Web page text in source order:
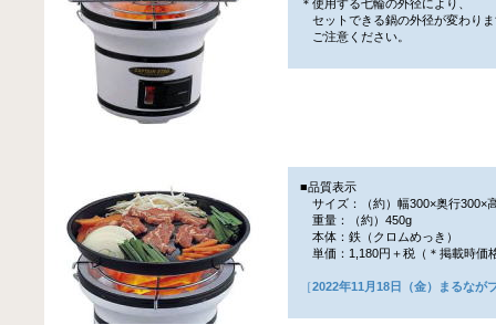
＊使用する七輪の外径により、
セットできる鍋の外径が変わり
ご注意ください。
■品質表示
サイズ：（約）幅300×奥行300×
重量：（約）450g
本体：鉄（クロムめっき）
単価：1,180円＋税（＊掲載時価
［2022年11月18日（金）まるなが